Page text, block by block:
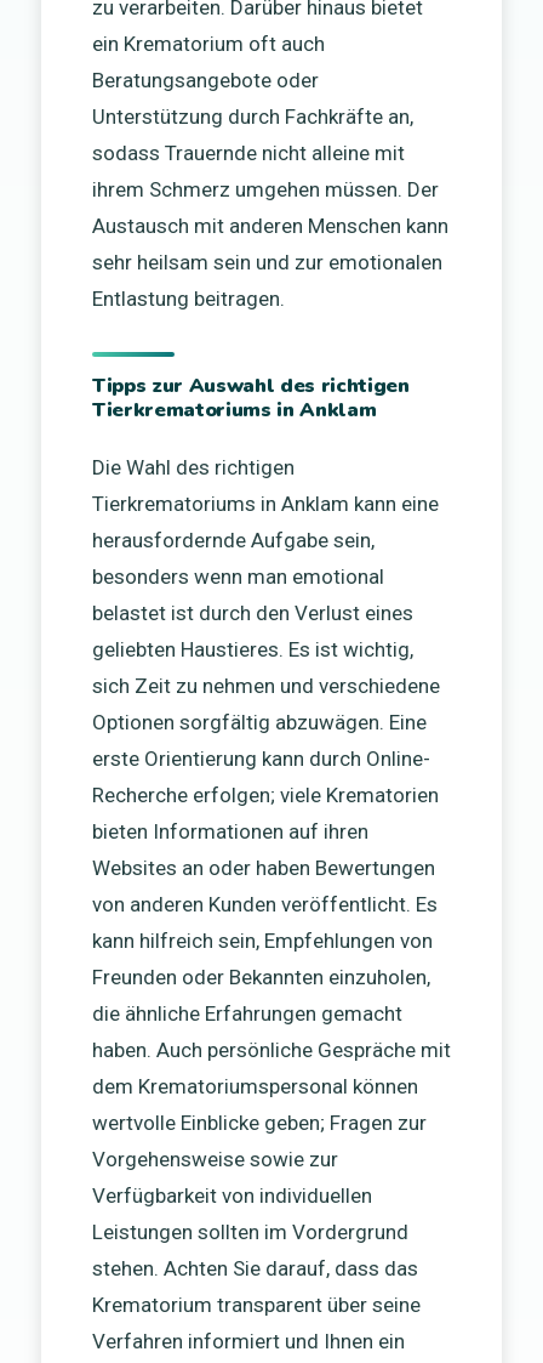
zu verarbeiten. Darüber hinaus bietet
ein Krematorium oft auch
Beratungsangebote oder
Unterstützung durch Fachkräfte an,
sodass Trauernde nicht alleine mit
ihrem Schmerz umgehen müssen. Der
Austausch mit anderen Menschen kann
sehr heilsam sein und zur emotionalen
Entlastung beitragen.
Tipps zur Auswahl des richtigen
Tierkrematoriums in Anklam
Die Wahl des richtigen
Tierkrematoriums in Anklam kann eine
herausfordernde Aufgabe sein,
besonders wenn man emotional
belastet ist durch den Verlust eines
geliebten Haustieres. Es ist wichtig,
sich Zeit zu nehmen und verschiedene
Optionen sorgfältig abzuwägen. Eine
erste Orientierung kann durch Online-
Recherche erfolgen; viele Krematorien
bieten Informationen auf ihren
Websites an oder haben Bewertungen
von anderen Kunden veröffentlicht. Es
kann hilfreich sein, Empfehlungen von
Freunden oder Bekannten einzuholen,
die ähnliche Erfahrungen gemacht
haben. Auch persönliche Gespräche mit
dem Krematoriumspersonal können
wertvolle Einblicke geben; Fragen zur
Vorgehensweise sowie zur
Verfügbarkeit von individuellen
Leistungen sollten im Vordergrund
stehen. Achten Sie darauf, dass das
Krematorium transparent über seine
Verfahren informiert und Ihnen ein